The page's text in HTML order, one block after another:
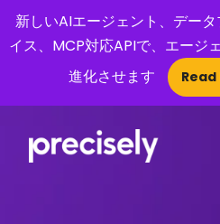
新しいAIエージェント、デー
イス、MCP対応APIで、エージ
進化させます